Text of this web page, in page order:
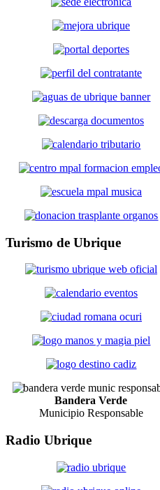
Turismo de Ubrique
Bandera Verde
Municipio Responsable
Radio Ubrique